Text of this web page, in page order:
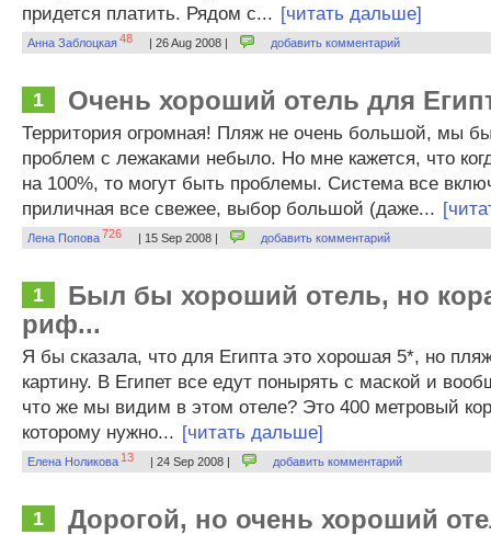
придется платить. Рядом с... [читать дальше]
Анна Заблоцкая48 | 26 Aug 2008 | добавить комментарий
1 Очень хороший отель для
Территория огромная! Пляж не очень большой, мы
проблем с лежаками небыло. Но мне кажется, что
на 100%, то могут быть проблемы. Система все
приличная все свежее, выбор большой (даже...
Лена Попова726 | 15 Sep 2008 | добавить комментарий
1
Был бы хороший отель, но
риф...
Я бы сказала, что для Египта это хорошая 5*, но
картину. В Египет все едут понырять с маской и
что же мы видим в этом отеле? Это 400 метровый
которому нужно... [читать дальше]
Елена Ноликова 13 | 24 Sep 2008 | добавить комментарий
1 Дорогой, но очень хороший